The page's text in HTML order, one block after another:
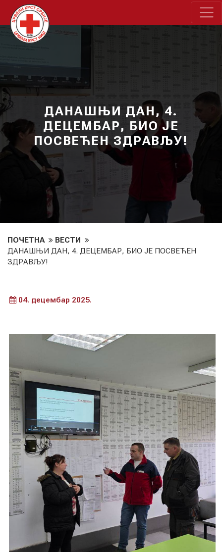
ДАНАШЊИ ДАН, 4.
ДЕЦЕМБАР, БИО ЈЕ
ПОСВЕЋЕН ЗДРАВЉУ!
ПОЧЕТНА
ВЕСТИ
ДАНАШЊИ ДАН, 4. ДЕЦЕМБАР, БИО ЈЕ ПОСВЕЋЕН
ЗДРАВЉУ!
04. децембар 2025.